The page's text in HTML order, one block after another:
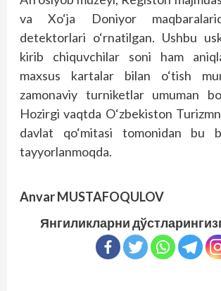
va Xo‘ja Doniyor
detektorlari o‘rnatilgan. Ushbu
kirib chiquvchilar soni ham
maxsus kartalar bilan o‘tish
zamonaviy turniketlar umuman
Hozirgi vaqtda O‘zbekiston
davlat qo‘mitasi tomonidan bu
tayyorlanmoqda.
Anvar MUSTAFOQULOV
Янгиликларни